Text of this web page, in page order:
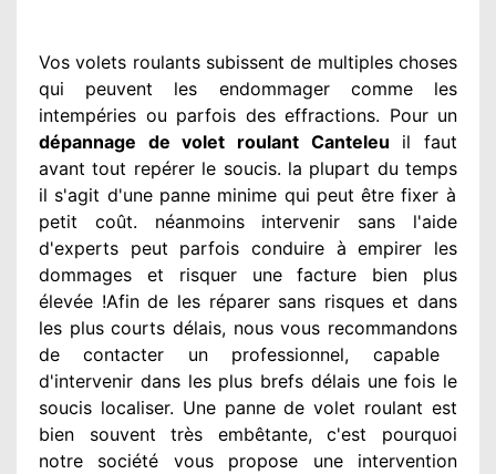
Vos volets roulants subissent de multipleschoses
qui peuvent les endommagercomme les
intempéries ou parfois des effractions. Pour un
dépannage de volet roulant Canteleu il faut
avant tout repérerle soucis. la plupart du temps
il s'agit d'une panne minime qui peut être fixer à
petit coût. néanmoinsintervenir sans l'aide
d'experts peut parfois conduire à empirer les
dommages et risquer une facture bien plus
élevée !Afin de les réparersans risques et dans
les plus courts délais, nous vous recommandons
de contacter un professionnel, capable
d'intervenir dans les plus brefs délais une fois le
soucis localiser. Une panne de volet roulant est
bien souvent très embêtante, c'est pourquoi
notre société vous propose une intervention